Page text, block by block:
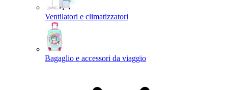
Ventilatori e climatizzatori
Bagaglio e accessori da viaggio